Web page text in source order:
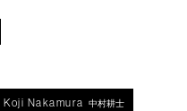
Koji Nakamura 中村耕士